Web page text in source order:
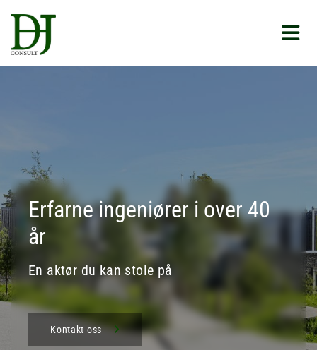
Erfarne ingeniører i over 40
år
En aktør du kan stole på
Kontakt oss